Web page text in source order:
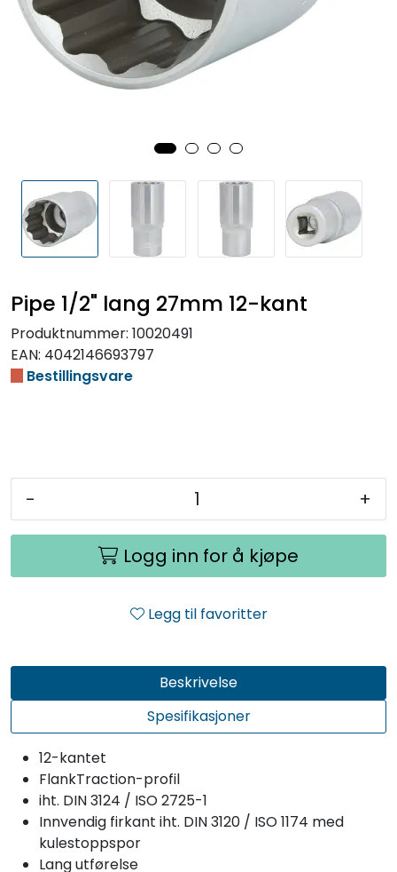
Pipe 1/2" lang 27mm 12-kant
Produktnummer: 10020491
EAN: 4042146693797
Bestillingsvare
- +
Logg inn for å kjøpe
Legg til favoritter
Beskrivelse
Spesifikasjoner
12-kantet
FlankTraction-profil
iht. DIN 3124 / ISO 2725-1
Innvendig firkant iht. DIN 3120 / ISO 1174 med
kulestoppspor
Lang utførelse